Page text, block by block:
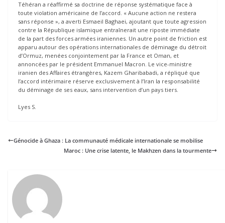
Téhéran a réaffirmé sa doctrine de réponse systématique face à
toute violation américaine de l’accord. « Aucune action ne restera
sans réponse », a averti Esmaeil Baghaei, ajoutant que toute agression
contre la République islamique entraînerait une riposte immédiate
de la part des forces armées iraniennes. Un autre point de friction est
apparu autour des opérations internationales de déminage du détroit
d’Ormuz, menées conjointement par la France et Oman, et
annoncées par le président Emmanuel Macron. Le vice-ministre
iranien des Affaires étrangères, Kazem Gharibabadi, a répliqué que
l’accord intérimaire réserve exclusivement à l’Iran la responsabilité
du déminage de ses eaux, sans intervention d’un pays tiers.
Lyes S.
Génocide à Ghaza : La communauté médicale internationale se mobilise
Maroc : Une crise latente, le Makhzen dans la tourmente